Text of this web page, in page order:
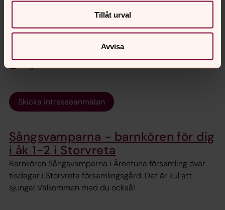
Tillåt urval
Avvisa
Måste gå med en vuxen från skolan.
Nej
Skicka intresseanmälan
Sångsvamparna - barnkören för dig
i åk 1-2 i Storvreta
Barnkören Sångsvamparna i Ärentuna församling övar
tisdagar i Storvreta församlingsgård. Det är kul att
sjunga! Välkommen med du också!